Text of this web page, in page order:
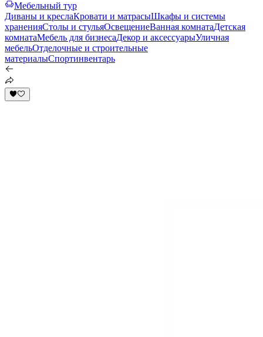
Мебельный тур
Диваны и креслаКровати и матрасыШкафы и системы
храненияСтолы и стульяОсвещениеВанная комнатаДетская
комнатаМебель для бизнесаДекор и аксессуарыУличная
мебельОтделочные и строительные
материалыСпортинвентарь